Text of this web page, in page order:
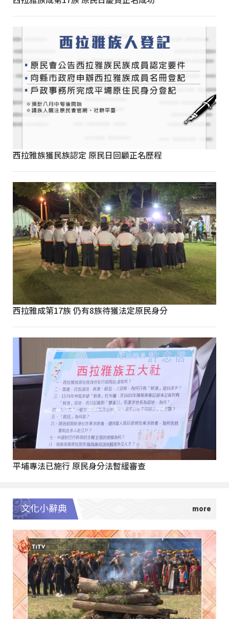
西拉雅族獲民族認定 原民日回顧正名歷程
西拉雅成第17族 仍有8族待獲法定原民身分
平埔專法已施行 原民身分法暫緩審查
文化小辭典